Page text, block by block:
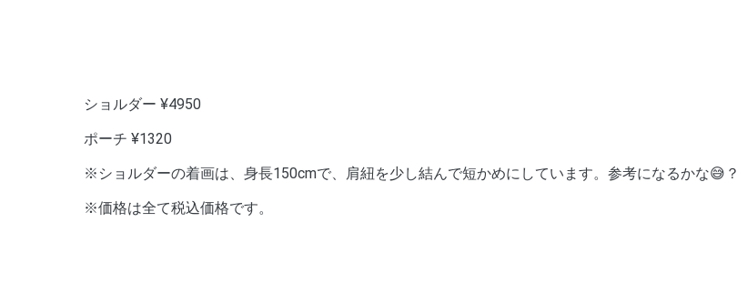
ショルダー ¥4950
ポーチ ¥1320
※ショルダーの着画は、身長150cmで、肩紐を少し結んで短かめにしています。参考になるかな😅？
※価格は全て税込価格です。